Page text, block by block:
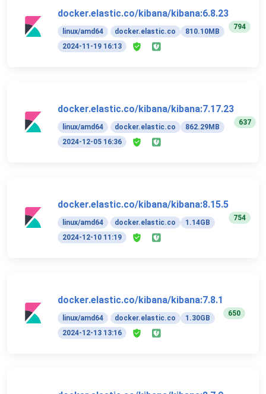
docker.elastic.co/kibana/kibana:6.8.23
linux/amd64 docker.elastic.co
810.10MB
2024-11-19 16:13
794
docker.elastic.co/kibana/kibana:7.17.23
linux/amd64 docker.elastic.co
862.29MB
2024-12-05 16:36
637
docker.elastic.co/kibana/kibana:8.15.5
linux/amd64 docker.elastic.co
1.14GB
2024-12-10 11:19
754
docker.elastic.co/kibana/kibana:7.8.1
linux/amd64 docker.elastic.co
1.30GB
2024-12-13 13:16
650